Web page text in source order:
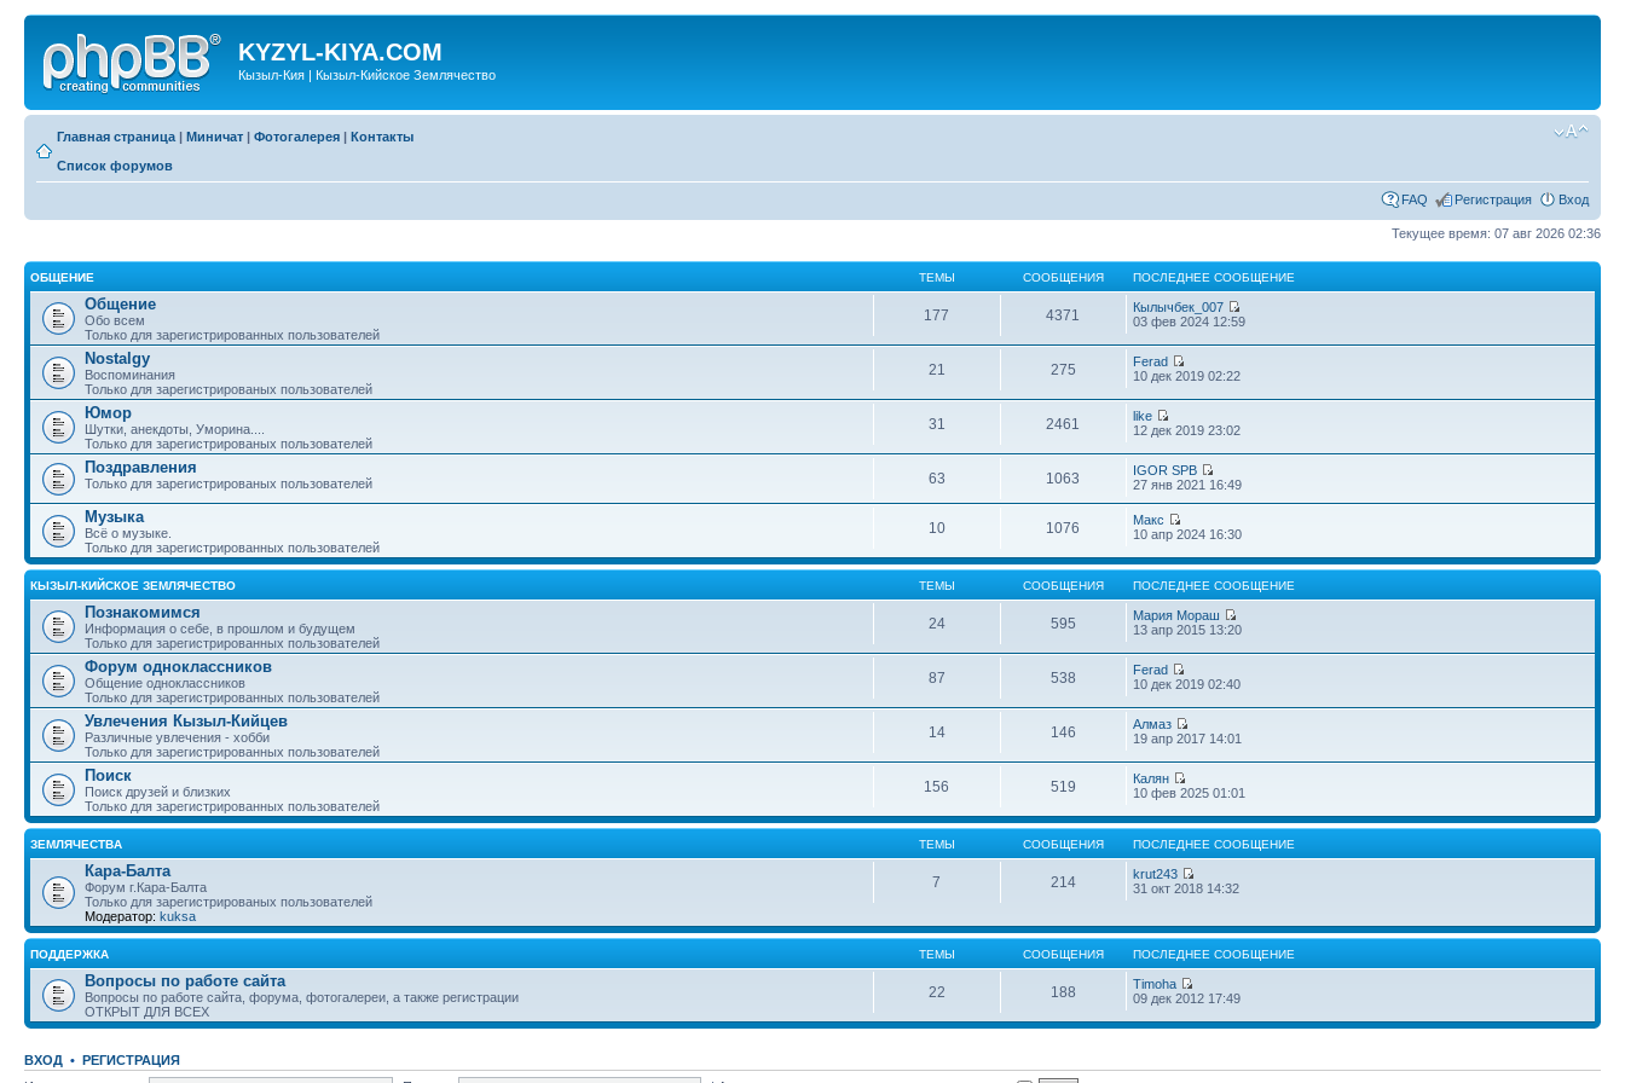
KYZYL-KIYA.COM
Кызыл-Кия | Кызыл-Кийское Землячество
Главная страница | Миничат | Фотогалерея | Контакты
Список форумов
FAQ Регистрация Вход
Текущее время: 07 авг 2026 02:36
ОБЩЕНИЕ ТЕМЫ СООБЩЕНИЯ ПОСЛЕДНЕЕ СООБЩЕНИЕ
Общение
Обо всем
Только для зарегистрированных пользователей
177 4371
Кылычбек_007
03 фев 2024 12:59
Nostalgy
Воспоминания
Только для зарегистрированых пользователей
21 275
Ferad
10 дек 2019 02:22
Юмор
Шутки, анекдоты, Уморина....
Только для зарегистрированых пользователей
31 2461
like
12 дек 2019 23:02
Поздравления
Только для зарегистрированых пользователей 63 1063
IGOR SPB
27 янв 2021 16:49
Музыка
Всё о музыке.
Только для зарегистрированных пользователей
10 1076
Макс
10 апр 2024 16:30
КЫЗЫЛ-КИЙСКОЕ ЗЕМЛЯЧЕСТВО ТЕМЫ СООБЩЕНИЯ ПОСЛЕДНЕЕ СООБЩЕНИЕ
Познакомимся
Информация о себе, в прошлом и будущем
Только для зарегистрированных пользователей
24 595
Мария Мораш
13 апр 2015 13:20
Форум одноклассников
Общение одноклассников
Только для зарегистрированных пользователей
87 538
Ferad
10 дек 2019 02:40
Увлечения Кызыл-Кийцев
Различные увлечения - хобби
Только для зарегистрированных пользователей
14 146
Алмаз
19 апр 2017 14:01
Поиск
Поиск друзей и близких
Только для зарегистрированных пользователей
156 519
Калян
10 фев 2025 01:01
ЗЕМЛЯЧЕСТВА ТЕМЫ СООБЩЕНИЯ ПОСЛЕДНЕЕ СООБЩЕНИЕ
Кара-Балта
Форум г.Кара-Балта
Только для зарегистрированых пользователей
Модератор: kuksa
7 214
krut243
31 окт 2018 14:32
ПОДДЕРЖКА ТЕМЫ СООБЩЕНИЯ ПОСЛЕДНЕЕ СООБЩЕНИЕ
Вопросы по работе сайта
Вопросы по работе сайта, форума, фотогалереи, а также регистрации
ОТКРЫТ ДЛЯ ВСЕХ
22 188
Timoha
09 дек 2012 17:49
ВХОД • РЕГИСТРАЦИЯ